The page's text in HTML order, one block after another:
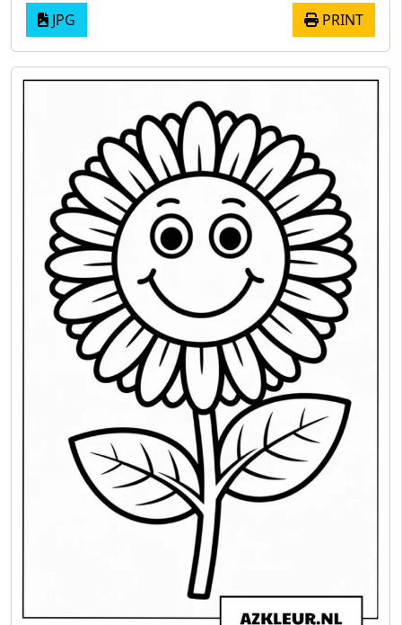
JPG PRINT